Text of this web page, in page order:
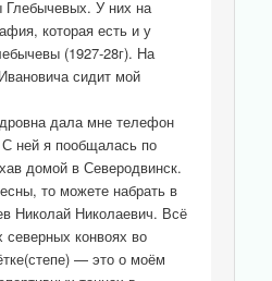
Глебычевых. У них на
которая есть и у
(1927-28г). На
сидит мой
дала мне телефон
ней я пообщалась по
домой в Северодвинск.
то можете набрать в
Николай Николаевич. Всё
конвоях во
— это о моём